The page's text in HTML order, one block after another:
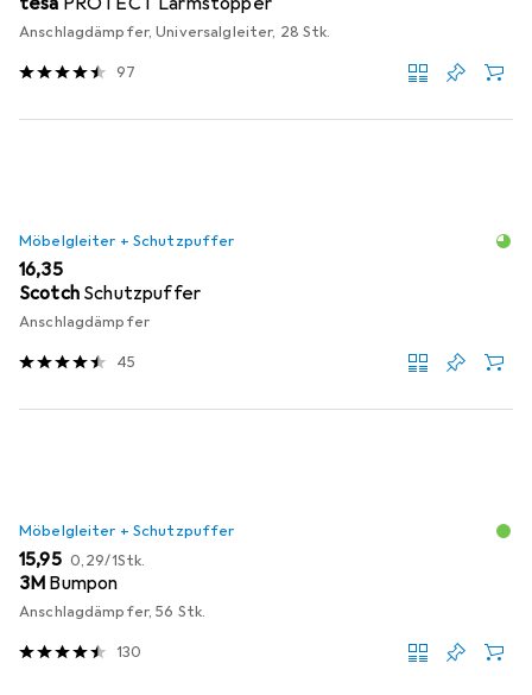
Anschlagdämpfer, Universalgleiter, 28 Stk.
97
Möbelgleiter + Schutzpuffer
EUR
16,35
Scotch Schutzpuffer
Anschlagdämpfer
45
Möbelgleiter + Schutzpuffer
EUR
15,95 EUR
0,29/1Stk.
3M Bumpon
Anschlagdämpfer, 56 Stk.
130